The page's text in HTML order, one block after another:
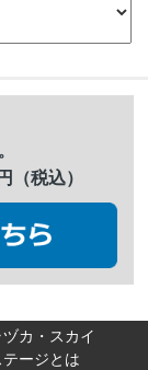
税込）
ヅカ・スカイ
テージとは